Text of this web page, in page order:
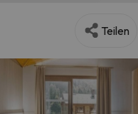
Teilen